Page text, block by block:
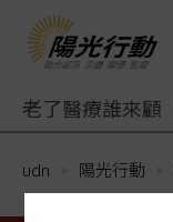
老了醫療誰來顧
udn 陽光行動